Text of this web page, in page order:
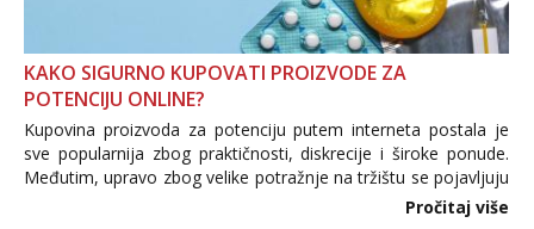
KAKO SIGURNO KUPOVATI PROIZVODE ZA
POTENCIJU ONLINE?
Kupovina proizvoda za potenciju putem interneta postala je
sve popularnija zbog praktičnosti, diskrecije i široke ponude.
Međutim, upravo zbog velike potražnje na tržištu se pojavljuju
i brojni krivotvoreni proizvodi, nepouzdane internetske
Pročitaj više